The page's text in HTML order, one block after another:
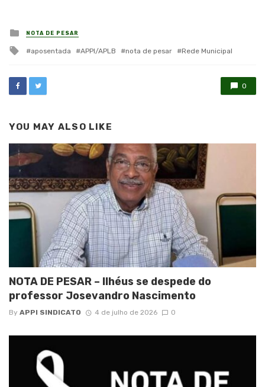
Posted
in
NOTA DE PESAR
Tagged
aposentada APPI/APLB nota de pesar Rede Municipal
0
YOU MAY ALSO LIKE
NOTA DE PESAR – Ilhéus se despede do
professor Josevandro Nascimento
By APPI SINDICATO 4 de julho de 2026 0